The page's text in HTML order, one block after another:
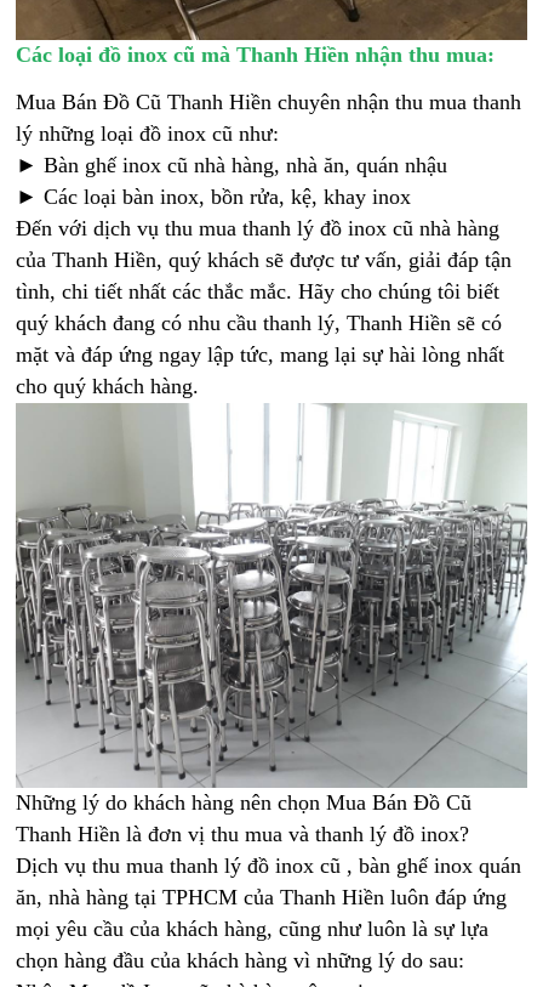
Các loại đồ inox cũ mà Thanh Hiền nhận thu mua:
Mua Bán Đồ Cũ Thanh Hiền chuyên nhận thu mua thanh
lý những loại đồ inox cũ như:
► Bàn ghế inox cũ nhà hàng, nhà ăn, quán nhậu
► Các loại bàn inox, bồn rửa, kệ, khay inox
Đến với dịch vụ thu mua thanh lý đồ inox cũ nhà hàng
của Thanh Hiền, quý khách sẽ được tư vấn, giải đáp tận
tình, chi tiết nhất các thắc mắc. Hãy cho chúng tôi biết
quý khách đang có nhu cầu thanh lý, Thanh Hiền sẽ có
mặt và đáp ứng ngay lập tức, mang lại sự hài lòng nhất
cho quý khách hàng.
Những lý do khách hàng nên chọn Mua Bán Đồ Cũ
Thanh Hiền là đơn vị thu mua và thanh lý đồ inox?
Dịch vụ thu mua thanh lý đồ inox cũ , bàn ghế inox quán
ăn, nhà hàng tại TPHCM của Thanh Hiền luôn đáp ứng
mọi yêu cầu của khách hàng, cũng như luôn là sự lựa
chọn hàng đầu của khách hàng vì những lý do sau: